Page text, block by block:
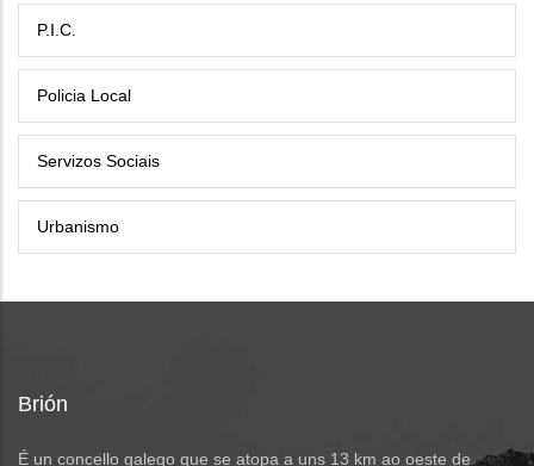
P.I.C.
Policia Local
Servizos Sociais
Urbanismo
Brión
É un concello galego que se atopa a uns 13 km ao oeste de